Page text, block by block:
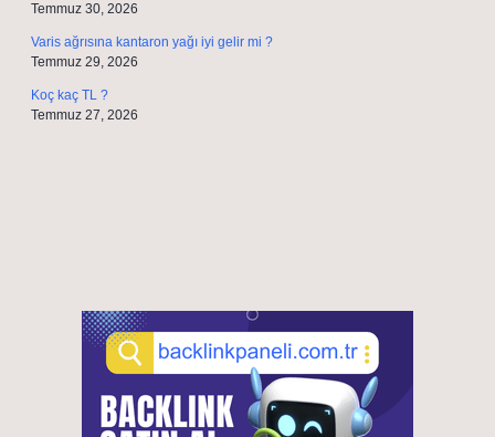
Temmuz 30, 2026
Varis ağrısına kantaron yağı iyi gelir mi ?
Temmuz 29, 2026
Koç kaç TL ?
Temmuz 27, 2026